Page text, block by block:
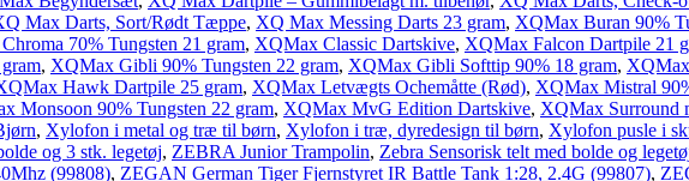
Max Darts, Sort/Rødt Tæppe, XQ Max Messing Darts 23 gram, XQMax Buran 90%
70% Tungsten 21 gram, XQMax Classic Dartskive, XQMax Falcon Dartpile 21
, XQMax Gibli 90% Tungsten 22 gram, XQMax Gibli Softtip 90% 18 gram,
Hawk Dartpile 25 gram, XQMax Letvægts Ochemåtte (Rød), XQMax Mistral
Monsoon 90% Tungsten 22 gram, XQMax MvG Edition Dartskive, XQMax Surround
, Xylofon i metal og træ til børn, Xylofon i træ, dyredesign til børn, Xylofon pusle i
og 3 stk. legetøj, ZEBRA Junior Trampolin, Zebra Sensorisk telt med bolde og
(99808), ZEGAN German Tiger Fjernstyret IR Battle Tank 1:28, 2.4G (99807),